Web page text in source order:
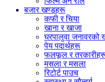
बजार खण्डहरू
कफी र चिया
खाना र खाजा
घरपालुवा जनावरको
पेय पदार्थहरू
फलफूल र
मसला र मसला
रिटोर्ट पाउच